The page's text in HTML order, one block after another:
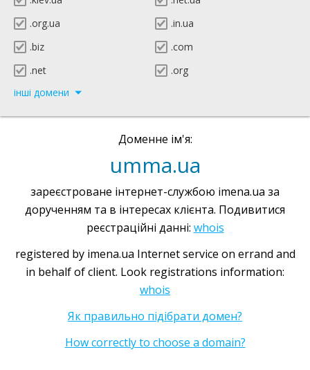
.org.ua
.in.ua
.biz
.com
.net
.org
інші домени
Доменне ім'я:
umma.ua
зареєстроване інтернет-службою imena.ua за
дорученням та в інтересах клієнта. Подивитися
реєстраційні данні: whois
registered by imena.ua Internet service on errand and
in behalf of client. Look registrations information:
whois
Як правильно підібрати домен?
How correctly to choose a domain?